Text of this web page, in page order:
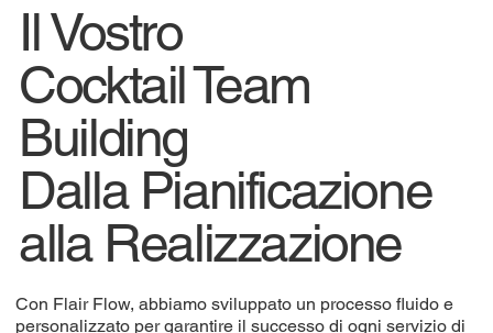
Il Vostro
Cocktail Team
Building
Dalla Pianificazione
alla Realizzazione
Con Flair Flow, abbiamo sviluppato un processo fluido e
personalizzato per garantire il successo di ogni servizio di